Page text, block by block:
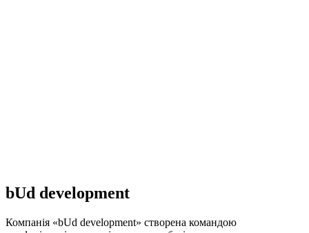
bUd development
Компанія «bUd development» створена командою